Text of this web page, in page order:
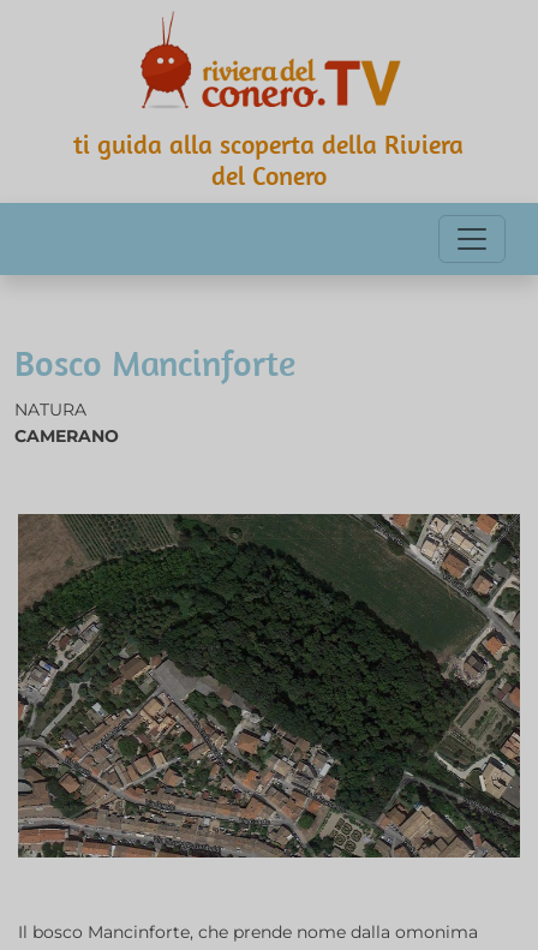
ti guida alla scoperta della Riviera
del Conero
Bosco Mancinforte
NATURA
CAMERANO
Il bosco Mancinforte, che prende nome dalla omonima